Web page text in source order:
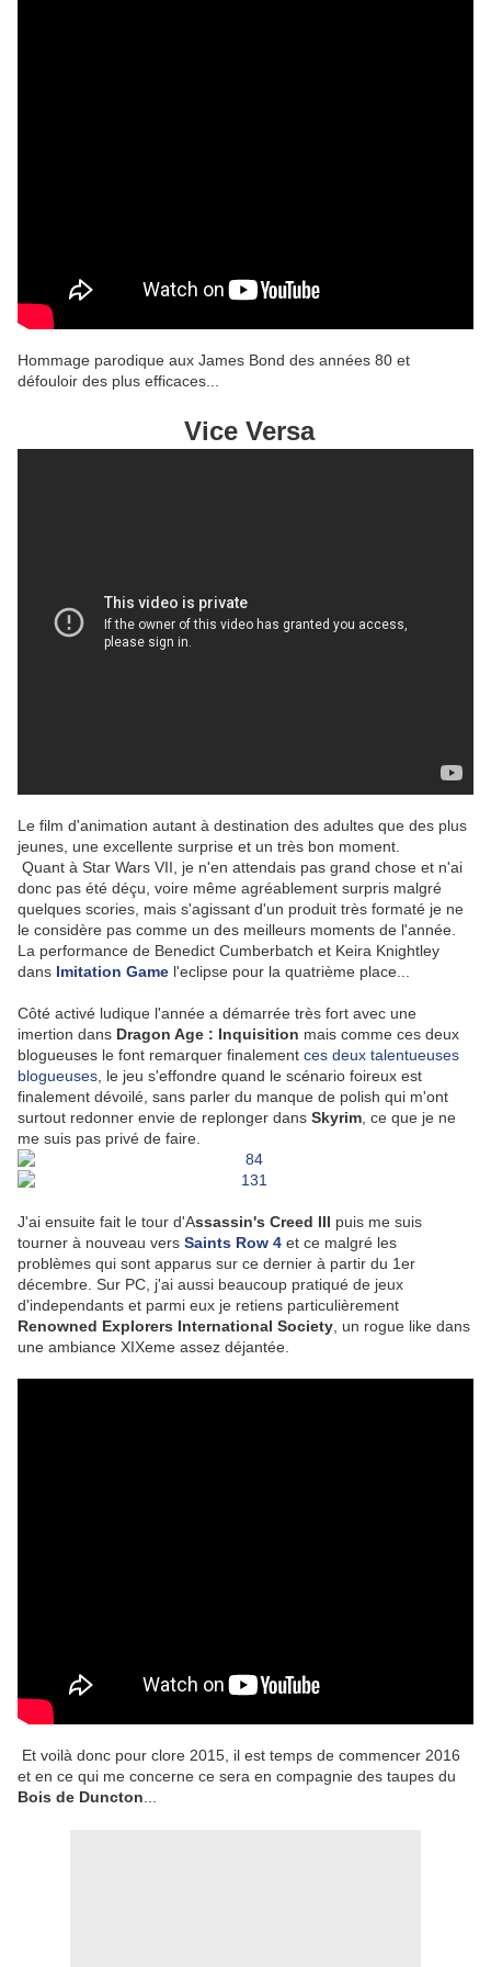
Hommage parodique aux James Bond des années 80 et
défouloir des plus efficaces...
Vice Versa
Le film d'animation autant à destination des adultes que des plus
jeunes, une excellente surprise et un très bon moment.
Quant à Star Wars VII, je n'en attendais pas grand chose et n'ai
donc pas été déçu, voire même agréablement surpris malgré
quelques scories, mais s'agissant d'un produit très formaté je ne
le considère pas comme un des meilleurs moments de l'année.
La performance de Benedict Cumberbatch et Keira Knightley
dans Imitation Game l'eclipse pour la quatrième place...
Côté activé ludique l'année a démarrée très fort avec une
imertion dans Dragon Age : Inquisition mais comme ces deux
blogueuses le font remarquer finalement ces deux talentueuses
blogueuses , le jeu s'effondre quand le scénario foireux est
finalement dévoilé, sans parler du manque de polish qui m'ont
surtout redonner envie de replonger dans Skyrim , ce que je ne
me suis pas privé de faire.
J'ai ensuite fait le tour d'Assassin's Creed III puis me suis
tourner à nouveau vers Saints Row 4 et ce malgré les
problèmes qui sont apparus sur ce dernier à partir du 1er
décembre. Sur PC, j'ai aussi beaucoup pratiqué de jeux
d'independants et parmi eux je retiens particulièrement
Renowned Explorers International Society , un rogue like dans
une ambiance XIXeme assez déjantée.
Et voilà donc pour clore 2015, il est temps de commencer 2016
et en ce qui me concerne ce sera en compagnie des taupes du
Bois de Duncton